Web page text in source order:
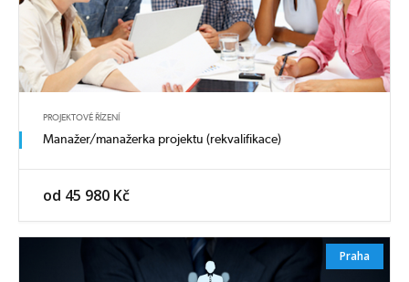
PROJEKTOVÉ ŘÍZENÍ
Manažer/manažerka projektu (rekvalifikace)
od 45 980 Kč
Praha